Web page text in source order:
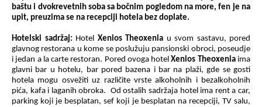
baštu i dvokrevetnih soba sa bočnim pogledom na more, fen je na
upit, preuzima se na recepciji hotela bez doplate.
Hotelski sadržaj: Hotel Xenios Theoxenia u svom sastavu, pored
glavnog restorana u kome se poslužuju pansionski obroci, poseudje
i jedan a la carte restoran. Pored ovoga hotelXenios Theoxenia ima
glavni bar u hotelu, bar pored bazena i bar na plaži, gde se gosti
hotela mogu osvežiti uz različite vrste alkoholnih i bezalkoholnih
pića, kafa i laganih obroka. Od ostalih sadržaja hotel ima rent a car,
parking koji je besplatan, sef koji je besplatan na recepciji, TV salu,